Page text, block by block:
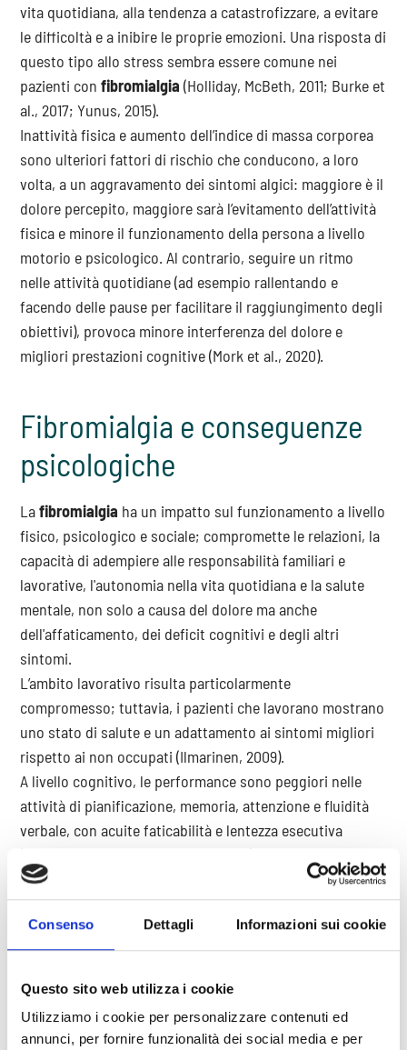
Consenso Dettagli Informazioni sui cookie
Questo sito web utilizza i cookie
Utilizziamo i cookie per personalizzare contenuti ed
annunci, per fornire funzionalità dei social media e per
vita quotidiana, alla tendenza a catastrofizzare, a evitare
le difficoltà e a inibire le proprie emozioni. Una risposta di
questo tipo allo stress sembra essere comune nei
pazienti confibromialgia (Holliday, McBeth, 2011; Burke et
al., 2017; Yunus, 2015).
Inattività fisica e aumento dell’indice di massa corporea
sono ulteriori fattori di rischio che conducono, a loro
volta, a un aggravamento dei sintomi algici: maggiore è il
dolore percepito, maggiore sarà l’evitamento dell’attività
fisica e minore il funzionamento della persona a livello
motorio e psicologico. Al contrario, seguire un ritmo
nelle attività quotidiane (ad esempio rallentando e
facendo delle pause per facilitare il raggiungimento degli
obiettivi), provoca minore interferenza del dolore e
migliori prestazioni cognitive (Mork et al., 2020).
Fibromialgia e conseguenze
psicologiche
Lafibromialgia ha un impatto sul funzionamento a livello
fisico, psicologico e sociale; compromette le relazioni, la
capacità di adempiere alle responsabilità familiari e
lavorative, l'autonomia nella vita quotidiana e la salute
mentale, non solo a causa del dolore ma anche
dell'affaticamento, dei deficit cognitivi e degli altri
sintomi.
L’ambito lavorativo risulta particolarmente
compromesso; tuttavia, i pazienti che lavorano mostrano
uno stato di salute e un adattamento ai sintomi migliori
rispetto ai non occupati (Ilmarinen, 2009).
A livello cognitivo, le performance sono peggiori nelle
attività di pianificazione, memoria, attenzione e fluidità
verbale, con acuite faticabilità e lentezza esecutiva
(Dailey et al., 2005; Glass et al., 2005).
Frequenti sono i pensieri catastrofici sul dolore, come
l’idea di non riuscire a gestirlo, o di un dolore peggio di
quanto non sia in realtà, la sensazione di perdita di
controllo e la tendenza alla ruminazione, pensieri che
stesso (Baastrup et al., 2016).
Possono essere rilevati disturbi mentali concomitanti,